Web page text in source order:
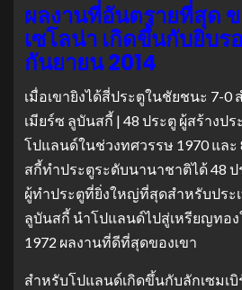
ผลงานที่อันตรายที่สุด
เซโลน่า เกิดขึ้นกับยิบร
กันยายน 2014
เมื่อเขายิงได้สี่ประตูในชัยชนะ 7-0
เมียร์ซ ลูบันสกี้ | 48 ประตู ผู้สร้างป
โปแลนด์ในช่วงทศวรรษ 1970 และ
สกี้ทําประตูระดับนานาชาติได้ 48 ป
ผู้ทําประตูที่ยิ่งใหญ่ที่สุดสําหรับปร
ลูบันสกี้ นําโปแลนด์ไปสู่เหรียญทอ
1972 ผลงานที่ดีที่สุดของเขา
สําหรับโปแลนด์เกิดขึ้นกับลักเซมเ